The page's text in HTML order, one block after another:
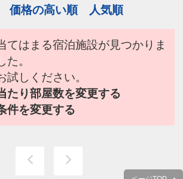
価格の高い順 人気順
てはまる宿泊施設が見つかりま
。
試しください。
たり部屋数を変更する
件を変更する